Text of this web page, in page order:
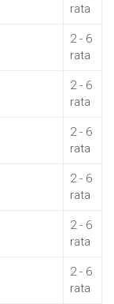
rata
2 - 6
rata
2 - 6
rata
2 - 6
rata
2 - 6
rata
2 - 6
rata
2 - 6
rata